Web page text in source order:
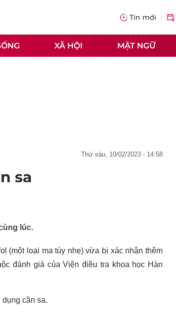
Tin mới
XÃ HỘI MẬT NGỮ
thứ sáu, 10/02/2023 - 14:58
sa
lúc.
(một loại ma túy nhẹ) vừa bị xác nhận thêm
đánh giá của Viện điều tra khoa học Hàn
dụng cần sa.